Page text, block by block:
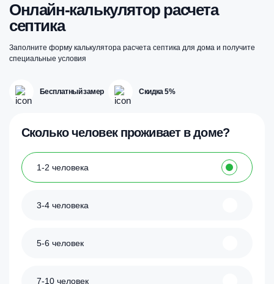
Онлайн-калькулятор расчета
септика
Заполните форму калькулятора расчета септика для дома и получите
специальные условия
Бесплатный замер Скидка 5%
Сколько человек проживает в доме?
1-2 человека
3-4 человека
5-6 человек
7-10 человек